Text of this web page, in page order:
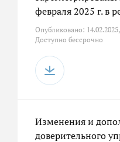
февраля 2025 г. в
Опубликовано:
Доступно бессрочно
Изменения и
доверительного